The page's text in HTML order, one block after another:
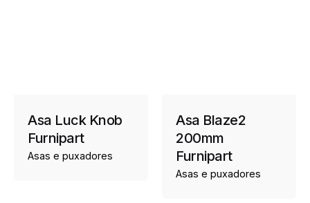
Asa Luck Knob
Furnipart
Asas e puxadores
Asa Blaze2
200mm
Furnipart
Asas e puxadores